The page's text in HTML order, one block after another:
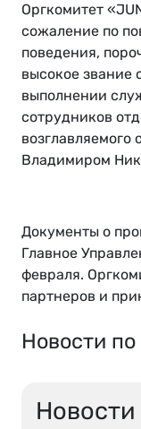
Новости
Оргкомитет
сожаление по
поведения,
высокое звание
выполнении
сотрудников
Владимиром
Документы о
Главное
февраля.
партнеров и
Новости по